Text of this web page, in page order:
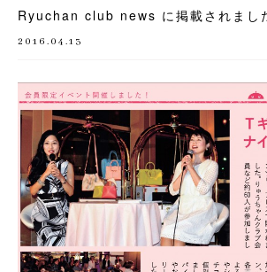
Ryuchan club news に掲載されまし
2016.04.13